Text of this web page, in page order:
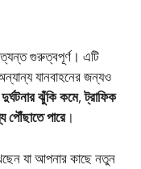
গুরুত্বপূর্ণ। এটি
যানবাহনের জন্যও
দুর্ঘটনার ঝুঁকি কমে,ট্রাফিক
পৌঁছাতে পারে।
যা আপনার কাছে নতুন